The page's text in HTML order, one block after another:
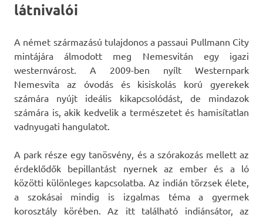
látnivalói
A német származású tulajdonos a passaui Pullmann City
mintájára álmodott meg Nemesvitán egy igazi
westernvárost. A 2009-ben nyílt Westernpark
Nemesvita az óvodás és kisiskolás korú gyerekek
számára nyújt ideális kikapcsolódást, de mindazok
számára is, akik kedvelik a természetet és hamisítatlan
vadnyugati hangulatot.
A park része egy tanösvény, és a szórakozás mellett az
érdeklődők bepillantást nyernek az ember és a ló
közötti különleges kapcsolatba. Az indián törzsek élete,
a szokásai mindig is izgalmas téma a gyermek
korosztály körében. Az itt található indiánsátor, az